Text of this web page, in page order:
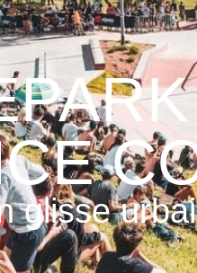
glisse